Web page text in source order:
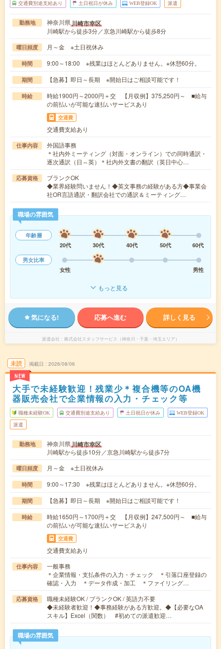
交通費別途支給あり 土日祝日が休み WEB登録OK 派遣
勤務地 神奈川県川崎市幸区
川崎駅から徒歩3分／京急川崎駅から徒歩8分
曜日頻度 月～金 ※土日祝休み
時間 9:00～18:00 ※残業はほとんどありません。※休憩60分。
期間 【急募】即日～長期 ※開始日はご相談可能です！
時給
時給1900円～2000円＋交 【月収例】375,250円～ ■給与
の前払いが可能な速払いサービスあり
交通費
交通費支給あり
仕事内容
外国語事務
＊社内外ミーティング（対面・オンライン）での同時通訳・
逐次通訳（日⇔英）＊社内外文書の翻訳（英日中心…
応募資格
ブランクOK
◆業界経験問いません！◆英文事務の経験がある方◆事業会
社OR言語通訳・翻訳会社での通訳＆ミーティング…
職場の雰囲気
年齢層
20代
30代 40代 50代
60代
男女比率
女性
男性
もっと見る
気になる! 応募へ進む 詳しく見る
派遣会社 株式会社スタッフサービス（神奈川・千葉・埼玉エリア）
未読
NEW
掲載日 2026/08/06
大手で未経験歓迎！残業少＊複合機等のOA機
器販売会社で企業情報の入力・チェック等
職種未経験OK 交通費別途支給あり 土日祝日が休み WEB登録OK
派遣
勤務地 神奈川県川崎市幸区
川崎駅から徒歩10分／京急川崎駅から徒歩7分
曜日頻度 月～金 ※土日祝休み
時間 9:00～17:30 ※残業はほとんどありません。※休憩60分。
期間 【急募】即日～長期 ※開始日はご相談可能です！
時給
時給1650円～1700円＋交 【月収例】247,500円～ ■給与
の前払いが可能な速払いサービスあり
交通費
交通費支給あり
仕事内容
一般事務
＊企業情報・支払条件の入力・チェック ＊引落口座登録の
確認・入力 ＊データ作成・加工 ＊ファイリング…
応募資格
職種未経験OK / ブランクOK / 英語力不要
◆未経験者歓迎！◆事務経験がある方歓迎。◆【必要なOA
スキル】Excel（関数） #初めての派遣歓迎…
職場の雰囲気